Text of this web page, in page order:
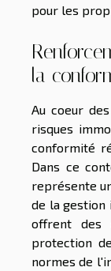
pour les
la
Au coeur
risques
conformité
Dans ce
représente
de la gestion
offrent des
protection
normes de